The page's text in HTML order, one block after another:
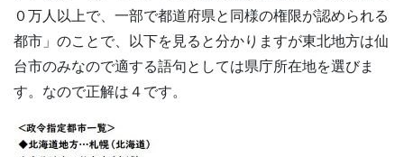
０万人以上で、一部で都道府県と同様の権限が認められる
都市」のことで、以下を見ると分かりますが東北地方は仙
台市のみなので適する語句としては県庁所在地を選びま
す。なので正解は４です。